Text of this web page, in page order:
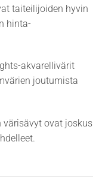
taiteilijoiden hyvin
hinta-
akvarellivärit
joutumista
ovat joskus